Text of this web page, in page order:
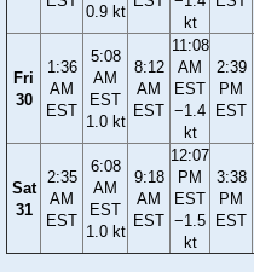
0.9 kt
kt
Fri
30
1:36
AM
EST
5:08
AM
EST
1.0 kt
8:12
AM
EST
11:08
AM
EST
−1.4
kt
2:39
PM
EST
Sat
31
2:35
AM
EST
6:08
AM
EST
1.0 kt
9:18
AM
EST
12:07
PM
EST
−1.5
kt
3:38
PM
EST